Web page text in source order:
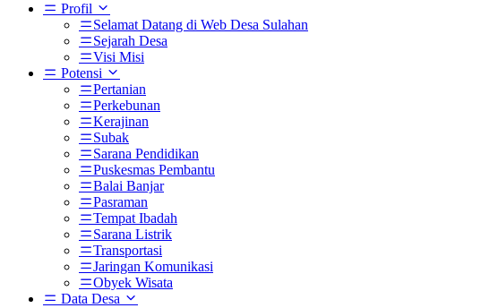
Profil
Selamat Datang di Web Desa Sulahan
Sejarah Desa
Visi Misi
Potensi
Pertanian
Perkebunan
Kerajinan
Subak
Sarana Pendidikan
Puskesmas Pembantu
Balai Banjar
Pasraman
Tempat Ibadah
Sarana Listrik
Transportasi
Jaringan Komunikasi
Obyek Wisata
Data Desa